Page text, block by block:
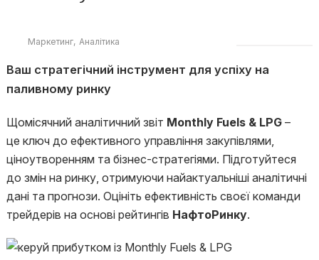
Маркетинг Аналітика
Ваш стратегічний інструмент для успіху на
паливному ринку
Щомісячний аналітичний звіт Monthly Fuels & LPG–
це ключ до ефективного управління закупівлями,
ціноутворенням та бізнес-стратегіями. Підготуйтеся
до змін на ринку, отримуючи найактуальніші аналітичні
дані та прогнози. Оцініть ефективність своєї команди
трейдерів на основі рейтингів НафтоРинку.